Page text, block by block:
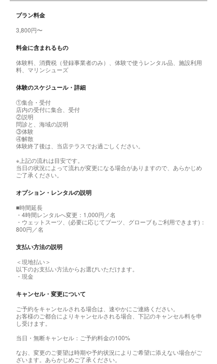
プラン料金
3,800円〜
料金に含まれるもの
体験料、消費税（登録事業者のみ）、体験で使うレンタル品、施設利用
料、マリンシューズ
体験のスケジュール・詳細
①集合・受付
店内の受付に集合、受付
②説明
問診と、海域の説明
③体験
④解散
体験終了後は、当店テラスでお過ごしください。
※上記の流れは目安です。
当日の状況によって流れが変更になる場合がありますので、あらかじめ
ご了承ください。
オプション・レンタルの説明
■時間延長
・4時間レンタルへ変更：1,000円／名
・ウェットスーツ、(必要に応じてブーツ、グローブもご利用できます)：
800円／名
支払い方法の説明
＜現地払い＞
以下のお支払い方法からお選びいただけます。
・現金
キャンセル・変更について
ご予約をキャンセルされる場合は、速やかにご連絡ください。
お客様のご都合によりキャンセルされる場合、下記のキャンセル料を申
し受けます。
当日・無断キャンセル：ご予約料金の100%
なお、変更のご要望は時期や予約状況によりご希望に添えない場合がご
ざいます。あらかじめご了承ください。